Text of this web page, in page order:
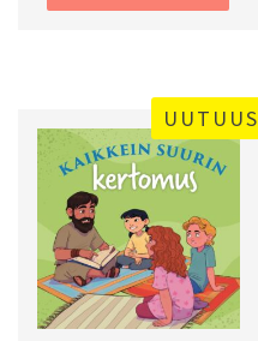
UUTUUS